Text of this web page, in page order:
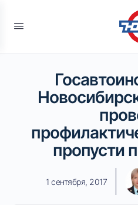
пропусти
1 сентября, 2017